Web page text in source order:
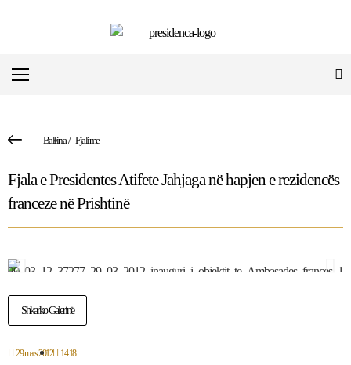
Ballina/ Fjalime
Fjala e Presidentes Atifete Jahjaga në hapjen e rezidencës
franceze në Prishtinë
Shkarko Galerinë
29 mars 2012 14:18